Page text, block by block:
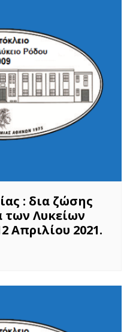
: δια ζώσης
των Λυκείων
Απριλίου 2021.